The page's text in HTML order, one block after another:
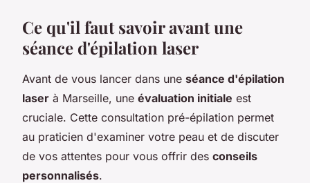
Ce qu'il faut savoir avant une
séance d'épilation laser
Avant de vous lancer dans une séance d'épilation
laser à Marseille, une évaluation initiale est
cruciale. Cette consultation pré-épilation permet
au praticien d'examiner votre peau et de discuter
de vos attentes pour vous offrir des conseils
personnalisés.